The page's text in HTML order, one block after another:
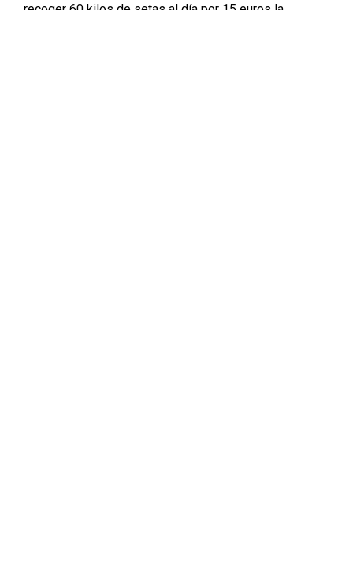
recoger 60 kilos de setas al día por 15 euros la